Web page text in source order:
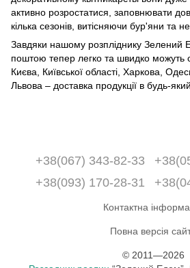
активно розростатися, заповнювати
кілька сезонів, витісняючи бур'яни та
Завдяки нашому розпліднику Зелений
поштою тепер легко та швидко можуть
Києва, Київської області, Харкова,
Львова – доставка продукції в будь-
+38(067) 343-82-33
+38(093) 170-28-31
Контактна
Повна версія
© 2011—2026